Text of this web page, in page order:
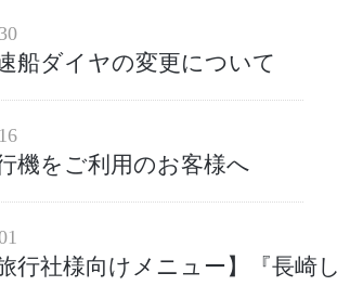
船ダイヤの変更について
機をご利用のお客様へ
旅行社様向けメニュー】『長崎